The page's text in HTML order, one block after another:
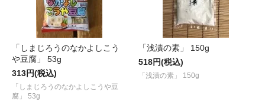
「しまじろうのなかよしこう
や豆腐」 53g
313円(税込)
「しまじろうのなかよしこうや豆
腐」 53g
「浅漬の素」 150g
518円(税込)
「浅漬の素」 150g